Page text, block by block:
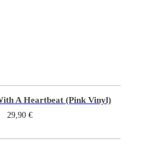
A Heartbeat (Pink Vinyl)
29,90 €